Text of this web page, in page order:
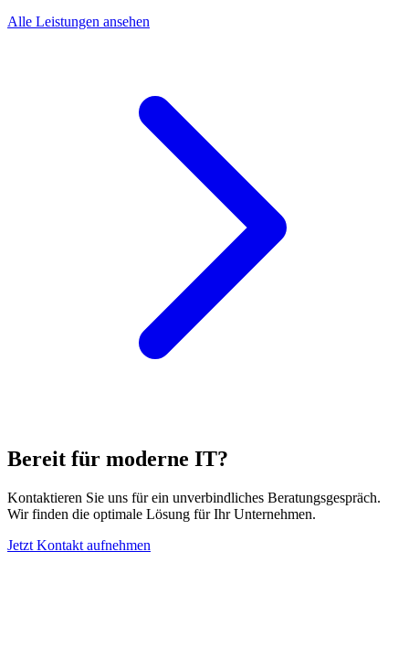
Alle Leistungen ansehen
Bereit für moderne IT?
Kontaktieren Sie uns für ein unverbindliches Beratungsgespräch.
Wir finden die optimale Lösung für Ihr Unternehmen.
Jetzt Kontakt aufnehmen